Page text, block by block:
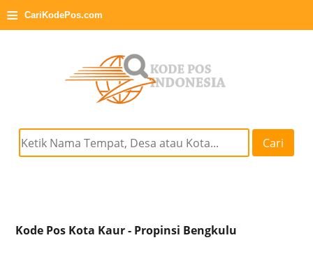
≡ CariKodePos.com
Cari
Kode Pos Kota Kaur - Propinsi Bengkulu